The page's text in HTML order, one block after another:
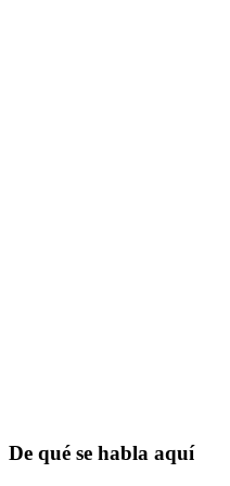
De qué se habla aquí